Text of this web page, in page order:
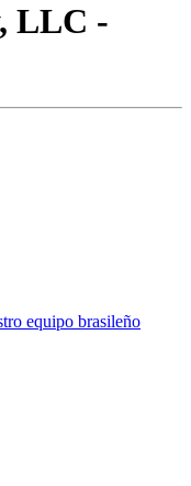
LLC -
equipo brasileño